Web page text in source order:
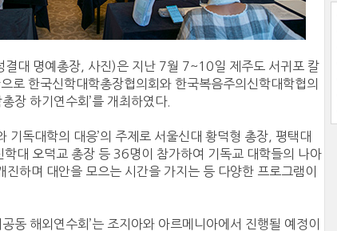
결대 명예총장, 사진)은 지난 7월 7~10일 제주도 서귀포 칼
로 한국신학대학총장협의회와 한국복음주의신학대학협의
장 하기연수회’를 개최하였다.
기독대학의 대응’의 주제로 서울신대 황덕형 총장, 평택대
학대 오덕교 총장 등 36명이 참가하여 기독교 대학들의 나아
진하며 대안을 모으는 시간을 가지는 등 다양한 프로그램이
동 해외연수회’는 조지아와 아르메니아에서 진행될 예정이